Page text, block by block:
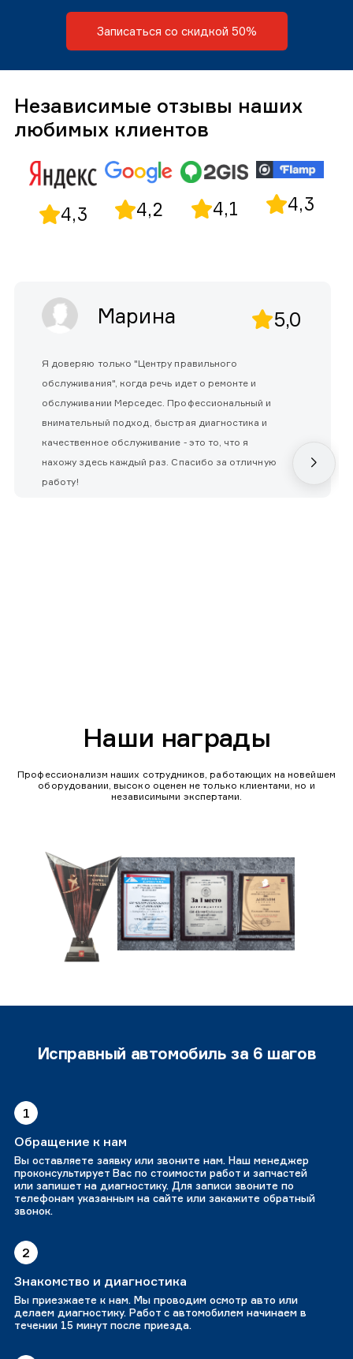
Записаться со скидкой 50%
Независимые отзывы наших
любимых клиентов
4,3 4,2 4,1 4,3
Марина 5,0
Я доверяю только "Центру правильного
обслуживания", когда речь идет о ремонте и
обслуживании Мерседес. Профессиональный и
внимательный подход, быстрая диагностика и
качественное обслуживание - это то, что я
нахожу здесь каждый раз. Спасибо за отличную
работу!
Наши награды
Профессионализм наших сотрудников, работающих на новейшем
оборудовании, высоко оценен не только клиентами, но и
независимыми экспертами.
Исправный автомобиль за 6 шагов
1
Обращение к нам
Вы оставляете заявку или звоните нам. Наш менеджер
проконсультирует Вас по стоимости работ и запчастей
или запишет на диагностику. Для записи звоните по
телефонам указанным на сайте или закажите обратный
звонок.
2
Знакомство и диагностика
Вы приезжаете к нам. Мы проводим осмотр авто или
делаем диагностику. Работ с автомобилем начинаем в
течении 15 минут после приезда.